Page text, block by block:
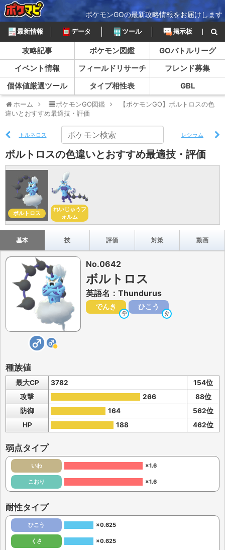
ポケモンGOの最新攻略情報をお届けします
最新情報 データ ツール 掲示板
攻略記事 ポケモン図鑑
GOバトルリーグ
イベント情報
フィールドリサーチ
フレンド募集
個体値厳選ツール
タイプ相性表 GBL
ホーム ポケモンGO図鑑
【ポケモンGO】ボルトロスの色
違いとおすすめ最適技・評価
トルネロス レシラム
ボルトロスの色違いとおすすめ最適技・評価
ボルトロス
れいじゅうフ
ォルム
基本 技 評価 対策 動画
No.0642
ボルトロス
英語名：Thundurus
でんき ひこう
種族値
最大CP 3782
154位
攻撃
266
88位
防御
164
562位
HP
188 462位
弱点タイプ
いわ ×1.6
こおり ×1.6
耐性タイプ
ひこう ×0.625
くさ ×0.625